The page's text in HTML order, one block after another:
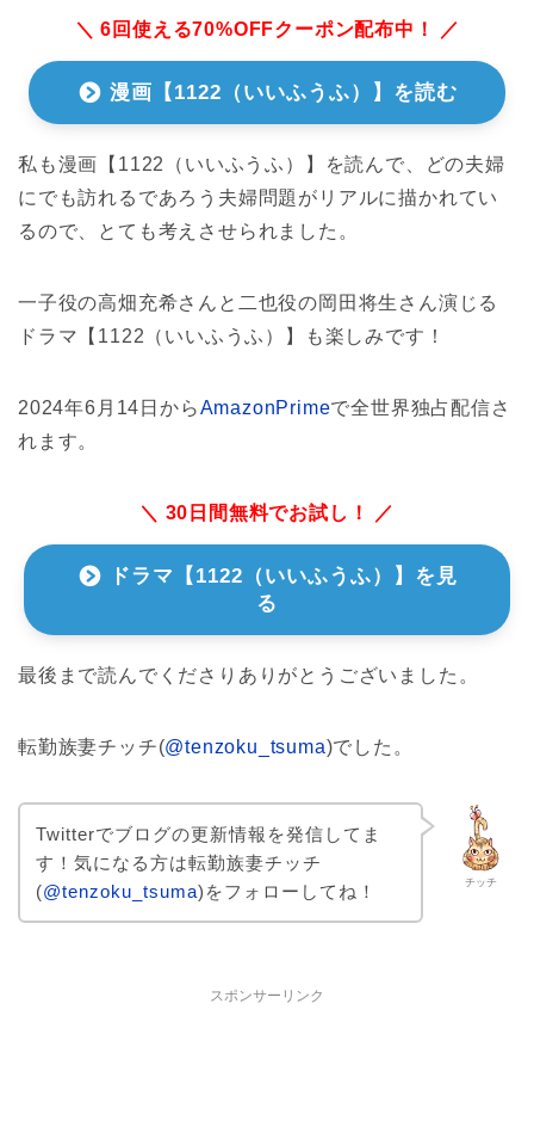
＼ 6回使える70%OFFクーポン配布中！ ／
漫画【1122（いいふうふ）】を読む
私も漫画【1122（いいふうふ）】を読んで、どの夫婦
にでも訪れるであろう夫婦問題がリアルに描かれてい
るので、とても考えさせられました。
一子役の高畑充希さんと二也役の岡田将生さん演じる
ドラマ【1122（いいふうふ）】も楽しみです！
2024年6月14日からAmazonPrimeで全世界独占配信さ
れます。
＼ 30日間無料でお試し！ ／
ドラマ【1122（いいふうふ）】を見
る
最後まで読んでくださりありがとうございました。
転勤族妻チッチ(@tenzoku_tsuma)でした。
チッチ
Twitterでブログの更新情報を発信してま
す！気になる方は転勤族妻チッチ
(@tenzoku_tsuma)をフォローしてね！
スポンサーリンク